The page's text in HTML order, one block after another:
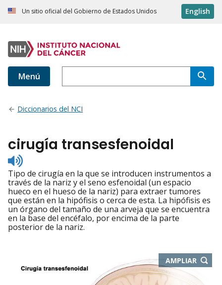
Un sitio oficial del Gobierno de Estados Unidos English
Menú
Diccionarios del NCI
cirugía transesfenoidal
Listen
to
pronunciation
Tipo de cirugía en la que se introducen instrumentos a
través de la nariz y el seno esfenoidal (un espacio
hueco en el hueso de la nariz) para extraer tumores
que están en la hipófisis o cerca de esta. La hipófisis es
un órgano del tamaño de una arveja que se encuentra
en la base del encéfalo, por encima de la parte
posterior de la nariz.
AMPLIAR-
ABRE
EN